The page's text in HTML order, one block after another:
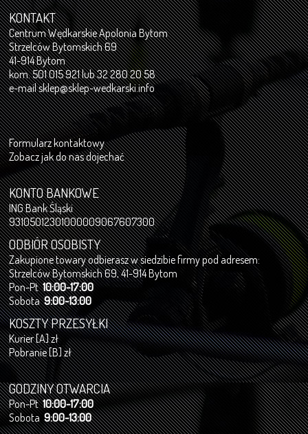
KONTAKT
Centrum Wędkarskie Apolonia Bytom
Strzelców Bytomskich 69
41-914 Bytom
kom. 501 015 921 lub 32 280 20 58
e-mailsklep@sklep-wedkarski.info
Formularz kontaktowy
Zobacz jak do nas dojechać
KONTO BANKOWE
ING Bank Śląski
93105012301000009067607300
ODBIÓR OSOBISTY
Zakupione towary odbierasz w siedzibie firmy pod adresem:
Strzelców Bytomskich 69, 41-914 Bytom
Pon-Pt10:00-17:00
Sobota9:00-13:00
KOSZTY PRZESYŁKI
Kurier [A] zł
Pobranie [B] zł
GODZINY OTWARCIA
Pon-Pt10:00-17:00
Sobota9:00-13:00